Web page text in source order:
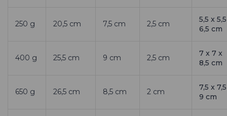
250 g 20,5 cm 7,5 cm 2,5 cm
5,5 x
6,5 cm
400 g 25,5 cm 9 cm 2,5 cm
7 x 7 x
8,5 cm
650 g 26,5 cm 8,5 cm 2 cm
7,5 x
9 cm